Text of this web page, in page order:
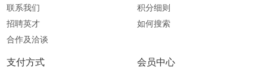
联系我们
招聘英才
合作及洽谈
积分细则
如何搜索
支付方式 会员中心